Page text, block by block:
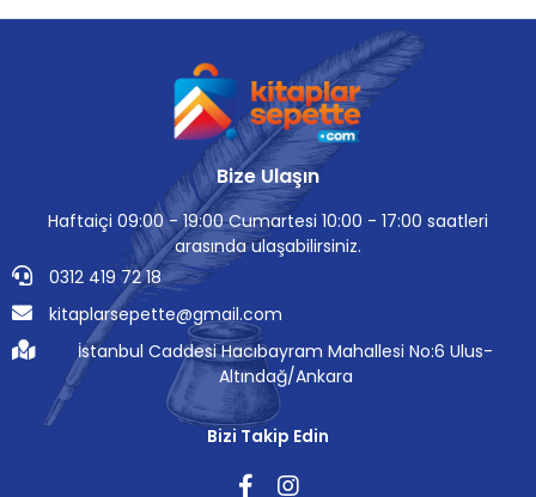
Bize Ulaşın
Haftaiçi 09:00 - 19:00 Cumartesi 10:00 - 17:00 saatleri
arasında ulaşabilirsiniz.
0312 419 72 18
kitaplarsepette@gmail.com
İstanbul Caddesi Hacıbayram Mahallesi No:6 Ulus-
Altındağ/Ankara
Bizi Takip Edin